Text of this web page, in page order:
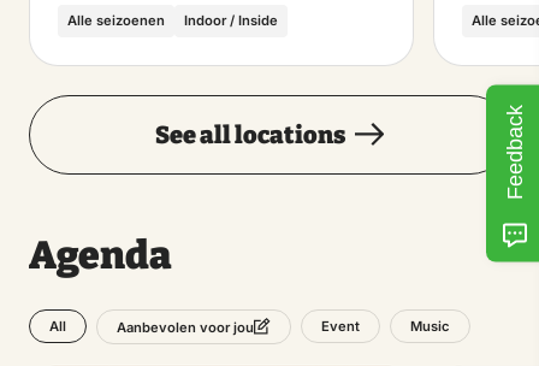
Alle seizoenen Indoor / Inside Alle
See all locations
Agenda
All Aanbevolen voor jou Event Music
Feedback